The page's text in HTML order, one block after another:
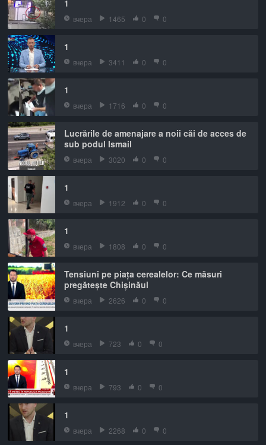
1
вчера 1465 0 0
1
вчера 3411 0 0
1
вчера 1716 0 0
Lucrările de amenajare a noii căi de acces de
sub podul Ismail
вчера 3020 0 0
1
вчера 1912 0 0
1
вчера 1808 0 0
Tensiuni pe piața cerealelor: Ce măsuri
pregătește Chișinăul
вчера 2626 0 0
1
вчера 723 0 0
1
вчера 793 0 0
1
вчера 2268 0 0